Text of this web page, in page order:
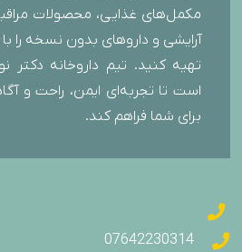
مکمل‌های غذایی، محصولات
آرایشی و داروهای بدون نسخه را با
تهیه کنید. تیم داروخانه دکتر
است تا تجربه‌ای ایمن، راحت و
برای شما فراهم کند.
07642230314